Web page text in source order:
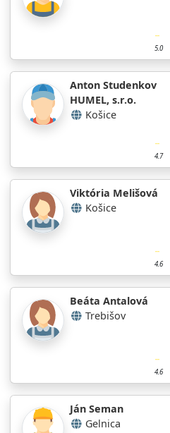
5.0
Anton Studenkov
HUMEL, s.r.o.
Košice
4.7
Viktória Melišová
Košice
4.6
Beáta Antalová
Trebišov
4.6
Ján Seman
Gelnica